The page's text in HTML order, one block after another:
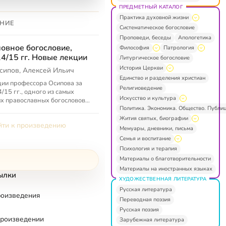
богословие,
15 гг. Новые лекции
Алексей Ильич
профессора Осипова за
15 гг., одного из самых
православных богословов
к произведению
ПРЕДМЕТНЫЙ КАТАЛОГ
Практика духовной жизни
Систематическое богословие
Проповеди, беседы
Апологетика
Философия
Патрология
Литургическое богословие
История Церкви
Единство и разделения христиан
Религиоведение
Искусство и культура
Политика. Экономика. Общество.
Жития святых, биографии
Мемуары, дневники, письма
Семья и воспитание
Психология и терапия
Материалы о благотворительности
Материалы на иностранных языках
ХУДОЖЕСТВЕННАЯ ЛИТЕРАТУРА
Русская литература
Переводная поэзия
Русская поэзия
Зарубежная литература